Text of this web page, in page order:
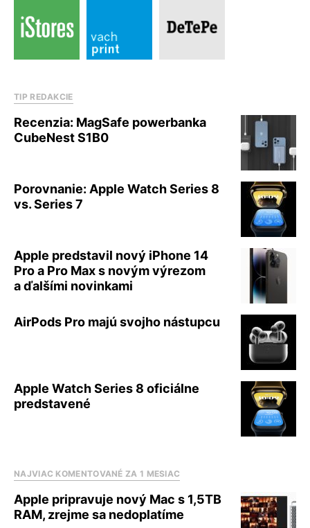
TIP REDAKCIE
Recenzia: MagSafe powerbanka
CubeNest S1B0
Porovnanie: Apple Watch Series 8
vs. Series 7
Apple predstavil nový iPhone 14
Pro a Pro Max s novým výrezom
a ďalšími novinkami
AirPods Pro majú svojho nástupcu
Apple Watch Series 8 oficiálne
predstavené
NAJVIAC KOMENTOVANÉ ZA 1 MESIAC
Apple pripravuje nový Mac s 1,5TB
RAM, zrejme sa nedoplatíme